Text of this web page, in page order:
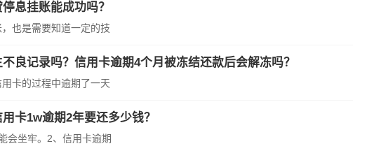
息挂账能成功吗？
也是需要知道一定的技
良记录吗？信用卡逾期4个月被冻结还款后会解冻吗？
卡的过程中逾期了一天
卡1w逾期2年要还多少钱？
会坐牢。2、信用卡逾期